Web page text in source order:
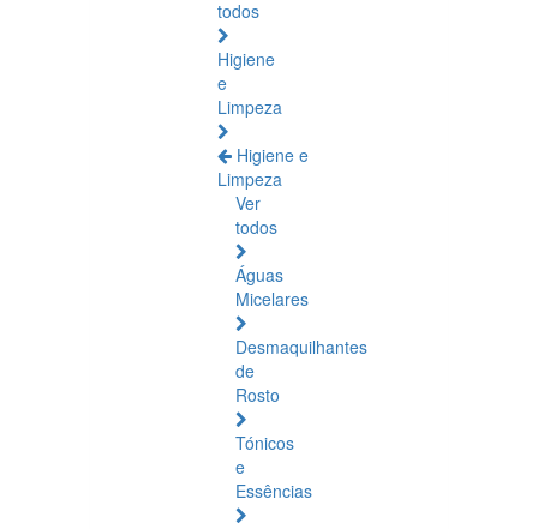
todos
Higiene
e
Limpeza
Higiene e
Limpeza
Ver
todos
Águas
Micelares
Desmaquilhantes
de
Rosto
Tónicos
e
Essências